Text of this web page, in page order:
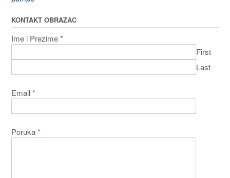
KONTAKT OBRAZAC
Ime i Prezime*
First
Last
Email*
Poruka*